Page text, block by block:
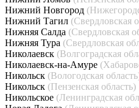
Нижний Новгород
Нижний Тагил (Свердловская
Нижняя Салда (Свердловская
Нижняя Тура (Свердловская
Николаевск (Волгоградская
Николаевск-на-Амуре
Никольск (Вологодская
Никольск (Пензенская область)
Никольское (Ленинградская